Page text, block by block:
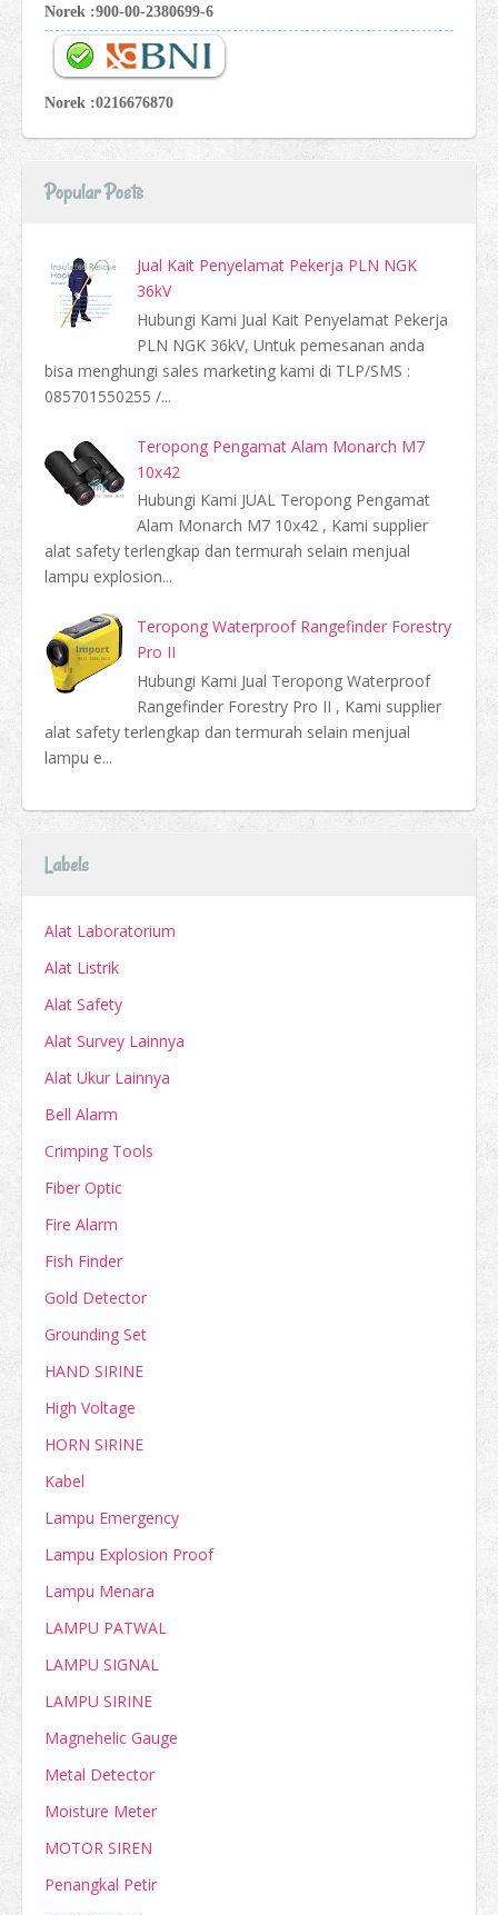
Norek :900-00-2380699-6
Norek :0216676870
Popular Posts
Jual Kait Penyelamat Pekerja PLN NGK
36kV
Hubungi Kami Jual Kait Penyelamat Pekerja
PLN NGK 36kV, Untuk pemesanan anda
bisa menghungi sales marketing kami di TLP/SMS :
085701550255 /...
Teropong Pengamat Alam Monarch M7
10x42
Hubungi Kami JUAL Teropong Pengamat
Alam Monarch M7 10x42 , Kami supplier
alat safety terlengkap dan termurah selain menjual
lampu explosion...
Teropong Waterproof Rangefinder Forestry
Pro II
Hubungi Kami Jual Teropong Waterproof
Rangefinder Forestry Pro II , Kami supplier
alat safety terlengkap dan termurah selain menjual
lampu e...
Labels
Alat Laboratorium
Alat Listrik
Alat Safety
Alat Survey Lainnya
Alat Ukur Lainnya
Bell Alarm
Crimping Tools
Fiber Optic
Fire Alarm
Fish Finder
Gold Detector
Grounding Set
HAND SIRINE
High Voltage
HORN SIRINE
Kabel
Lampu Emergency
Lampu Explosion Proof
Lampu Menara
LAMPU PATWAL
LAMPU SIGNAL
LAMPU SIRINE
Magnehelic Gauge
Metal Detector
Moisture Meter
MOTOR SIREN
Penangkal Petir